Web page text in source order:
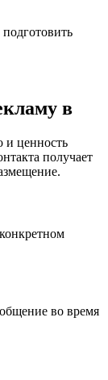
в
и ценность
получает
во время